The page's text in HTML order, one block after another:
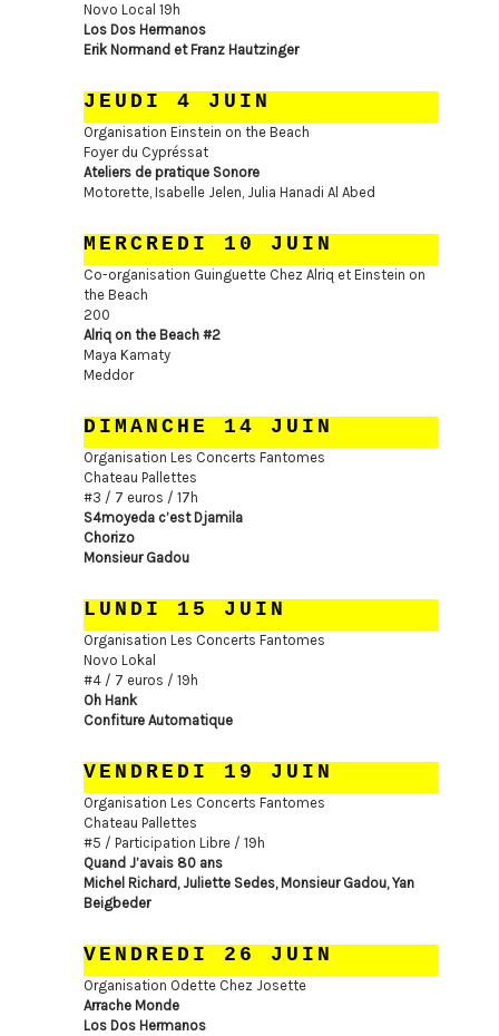
Novo Local 19h
Los Dos Hermanos
Erik Normand et Franz Hautzinger
JEUDI 4 JUIN
Organisation Einstein on the Beach
Foyer du Cypréssat
Ateliers de pratique Sonore
Motorette, Isabelle Jelen, Julia Hanadi Al Abed
MERCREDI 10 JUIN
Co-organisation Guinguette Chez Alriq et Einstein on
the Beach
200
Alriq on the Beach #2
Maya Kamaty
Meddor
DIMANCHE 14 JUIN
Organisation Les Concerts Fantomes
Chateau Pallettes
#3 / 7 euros / 17h
S4moyeda c’est Djamila
Chorizo
Monsieur Gadou
LUNDI 15 JUIN
Organisation Les Concerts Fantomes
Novo Lokal
#4 / 7 euros / 19h
Oh Hank
Confiture Automatique
VENDREDI 19 JUIN
Organisation Les Concerts Fantomes
Chateau Pallettes
#5 / Participation Libre / 19h
Quand J’avais 80 ans
Michel Richard, Juliette Sedes, Monsieur Gadou, Yan
Beigbeder
VENDREDI 26 JUIN
Organisation Odette Chez Josette
Arrache Monde
Los Dos Hermanos